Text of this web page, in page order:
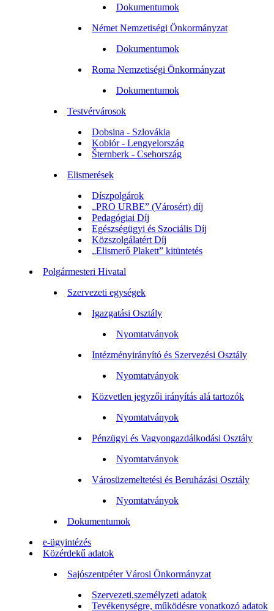
Dokumentumok
Német Nemzetiségi Önkormányzat
Dokumentumok
Roma Nemzetiségi Önkormányzat
Dokumentumok
Testvérvárosok
Dobsina - Szlovákia
Kobiór - Lengyelország
Šternberk - Csehország
Elismerések
Díszpolgárok
„PRO URBE” (Városért) díj
Pedagógiai Díj
Egészségügyi és Szociális Díj
Közszolgálatért Díj
„Elismerő Plakett” kitüntetés
Polgármesteri Hivatal
Szervezeti egységek
Igazgatási Osztály
Nyomtatványok
Intézményirányító és Szervezési Osztály
Nyomtatványok
Közvetlen jegyzői irányítás alá tartozók
Nyomtatványok
Pénzügyi és Vagyongazdálkodási Osztály
Nyomtatványok
Városüzemeltetési és Beruházási Osztály
Nyomtatványok
Dokumentumok
e-ügyintézés
Közérdekű adatok
Sajószentpéter Városi Önkormányzat
Szervezeti,személyzeti adatok
Tevékenységre, működésre vonatkozó adatok